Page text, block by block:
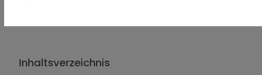
Inhaltsverzeichnis